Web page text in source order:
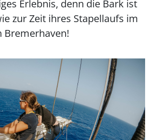
Erlebnis, denn die Bark ist
zur Zeit ihres Stapellaufs im
Bremerhaven!